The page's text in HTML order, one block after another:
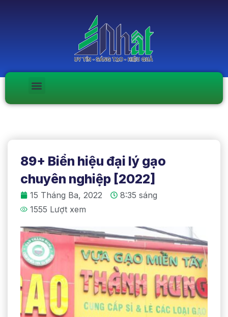
89+ Biển hiệu đại lý gạo
chuyên nghiệp [2022]
15 Tháng Ba, 2022
8:35 sáng
1555 Lượt xem